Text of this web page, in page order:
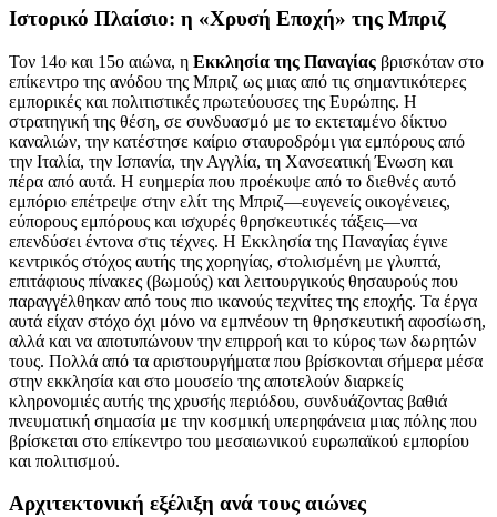
Ιστορικό Πλαίσιο: η «Χρυσή Εποχή» της Μπριζ
Τον 14ο και 15ο αιώνα, η Εκκλησία της Παναγίας βρισκόταν στο
επίκεντρο της ανόδου της Μπριζ ως μιας από τις σημαντικότερες
εμπορικές και πολιτιστικές πρωτεύουσες της Ευρώπης. Η
στρατηγική της θέση, σε συνδυασμό με το εκτεταμένο δίκτυο
καναλιών, την κατέστησε καίριο σταυροδρόμι για εμπόρους από
την Ιταλία, την Ισπανία, την Αγγλία, τη Χανσεατική Ένωση και
πέρα από αυτά. Η ευημερία που προέκυψε από το διεθνές αυτό
εμπόριο επέτρεψε στην ελίτ της Μπριζ—ευγενείς οικογένειες,
εύπορους εμπόρους και ισχυρές θρησκευτικές τάξεις—να
επενδύσει έντονα στις τέχνες. Η Εκκλησία της Παναγίας έγινε
κεντρικός στόχος αυτής της χορηγίας, στολισμένη με γλυπτά,
επιτάφιους πίνακες (βωμούς) και λειτουργικούς θησαυρούς που
παραγγέλθηκαν από τους πιο ικανούς τεχνίτες της εποχής. Τα έργα
αυτά είχαν στόχο όχι μόνο να εμπνέουν τη θρησκευτική αφοσίωση,
αλλά και να αποτυπώνουν την επιρροή και το κύρος των δωρητών
τους. Πολλά από τα αριστουργήματα που βρίσκονται σήμερα μέσα
στην εκκλησία και στο μουσείο της αποτελούν διαρκείς
κληρονομιές αυτής της χρυσής περιόδου, συνδυάζοντας βαθιά
πνευματική σημασία με την κοσμική υπερηφάνεια μιας πόλης που
βρίσκεται στο επίκεντρο του μεσαιωνικού ευρωπαϊκού εμπορίου
και πολιτισμού.
Αρχιτεκτονική εξέλιξη ανά τους αιώνες